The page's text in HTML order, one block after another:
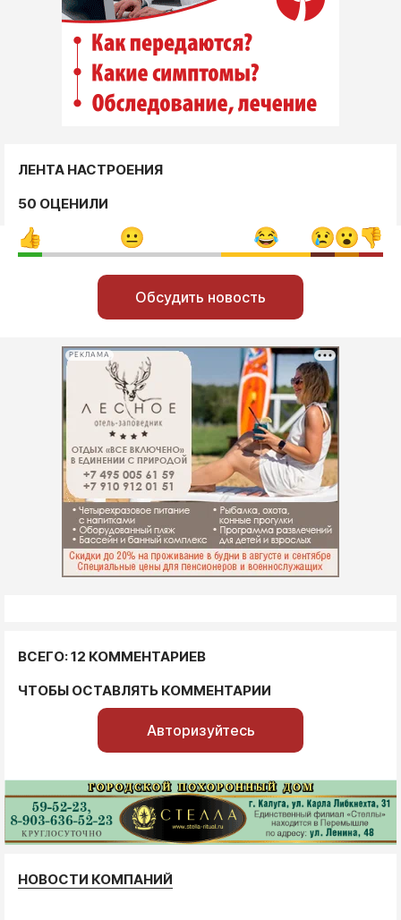
ЛЕНТА НАСТРОЕНИЯ
50 ОЦЕНИЛИ
Обсудить новость
РЕКЛАМА
ВСЕГО: 12 КОММЕНТАРИЕВ
ЧТОБЫ ОСТАВЛЯТЬ КОММЕНТАРИИ
Авторизуйтесь
НОВОСТИ КОМПАНИЙ